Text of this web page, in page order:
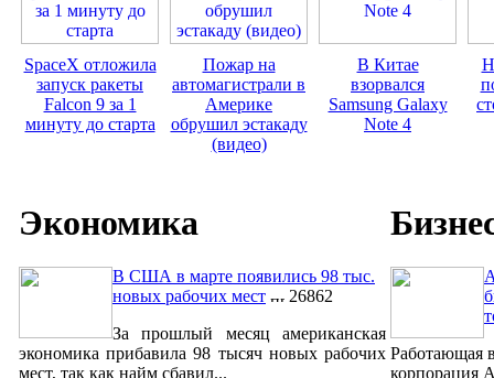
SpaceX отложила
запуск ракеты
Falcon 9 за 1
минуту до старта
Пожар на
автомагистрали в
Америке
обрушил эстакаду
(видео)
В Китае
взорвался
Samsung Galaxy
Note 4
Экономика
В США в марте появились 98 тыс.
новых рабочих мест
26862
За прошлый месяц американская
экономика прибавила 98 тысяч новых рабочих
мест, так как найм сбавил...
Работающая
корпорация